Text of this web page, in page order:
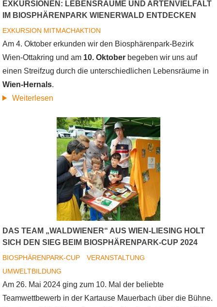
EXKURSIONEN: LEBENSRÄUME UND ARTENVIELFALT
IM BIOSPHÄRENPARK WIENERWALD ENTDECKEN
EXKURSION MITMACHAKTION
Am 4. Oktober erkunden wir den Biosphärenpark-Bezirk
Wien-Ottakring und am 10. Oktober begeben wir uns auf
einen Streifzug durch die unterschiedlichen Lebensräume in
Wien-Hernals.
Weiterlesen
Lebensräume
und
Artenvielfalt
im
Biosphärenpark
Wienerwald
entdecken
DAS TEAM „WALDWIENER“ AUS WIEN-LIESING HOLT
SICH DEN SIEG BEIM BIOSPHÄRENPARK-CUP 2024
BIOSPHÄRENPARK-CUP
VERANSTALTUNG
UMWELTBILDUNG
Am 26. Mai 2024 ging zum 10. Mal der beliebte
Teamwettbewerb in der Kartause Mauerbach über die Bühne.